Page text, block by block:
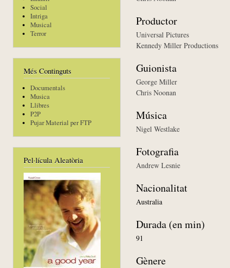
Social
Intriga
Musical
Terror
Més Continguts
Documentals
Musica
Llibres
P2P
Pujar Material per FTP
Pel·lícula Aleatòria
Productor
Universal Pictures
Kennedy Miller Productions
Guionista
George Miller
Chris Noonan
Música
Nigel Westlake
Fotografia
Andrew Lesnie
Nacionalitat
Australia
Durada (en min)
91
Gènere